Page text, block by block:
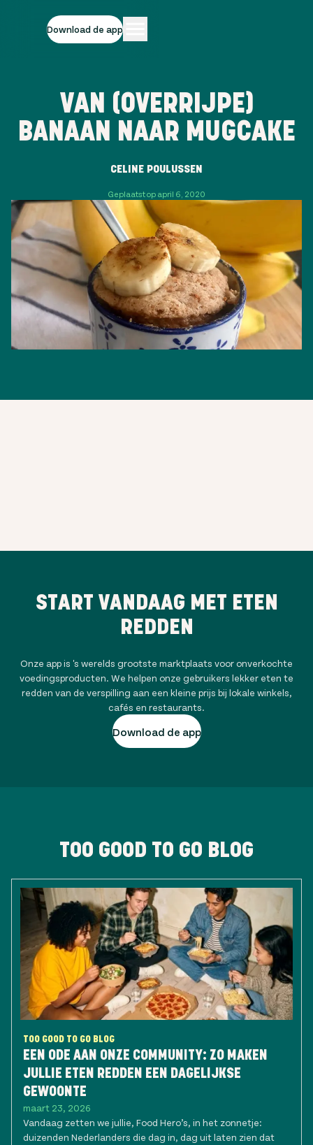
Download de app
VAN (OVERRIJPE)
BANAAN NAAR MUGCAKE
CELINE POULUSSEN
Geplaatst op april 6, 2020
START VANDAAG MET ETEN
REDDEN
Onze app is 's werelds grootste marktplaats voor onverkochte
voedingsproducten. We helpen onze gebruikers lekker eten te
redden van de verspilling aan een kleine prijs bij lokale winkels,
cafés en restaurants.
Download de app
TOO GOOD TO GO BLOG
TOO GOOD TO GO BLOG
EEN ODE AAN ONZE COMMUNITY: ZO MAKEN
JULLIE ETEN REDDEN EEN DAGELIJKSE
GEWOONTE
maart 23, 2026
Vandaag zetten we jullie, Food Hero’s, in het zonnetje:
duizenden Nederlanders die dag in, dag uit laten zien dat